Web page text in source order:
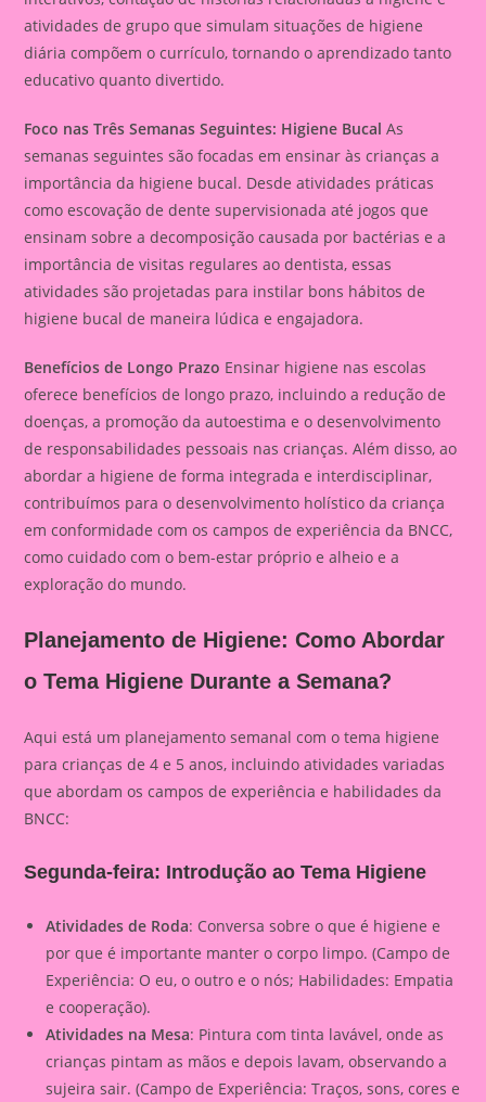
atividades de grupo que simulam situações de higiene
diária compõem o currículo, tornando o aprendizado tanto
educativo quanto divertido.
Foco nas Três Semanas Seguintes: Higiene Bucal As
semanas seguintes são focadas em ensinar às crianças a
importância da higiene bucal. Desde atividades práticas
como escovação de dente supervisionada até jogos que
ensinam sobre a decomposição causada por bactérias e a
importância de visitas regulares ao dentista, essas
atividades são projetadas para instilar bons hábitos de
higiene bucal de maneira lúdica e engajadora.
Benefícios de Longo Prazo Ensinar higiene nas escolas
oferece benefícios de longo prazo, incluindo a redução de
doenças, a promoção da autoestima e o desenvolvimento
de responsabilidades pessoais nas crianças. Além disso, ao
abordar a higiene de forma integrada e interdisciplinar,
contribuímos para o desenvolvimento holístico da criança
em conformidade com os campos de experiência da BNCC,
como cuidado com o bem-estar próprio e alheio e a
exploração do mundo.
Planejamento de Higiene: Como Abordar
o Tema Higiene Durante a Semana?
Aqui está um planejamento semanal com o tema higiene
para crianças de 4 e 5 anos, incluindo atividades variadas
que abordam os campos de experiência e habilidades da
BNCC:
Segunda-feira: Introdução ao Tema Higiene
Atividades de Roda: Conversa sobre o que é higiene e
por que é importante manter o corpo limpo. (Campo de
Experiência: O eu, o outro e o nós; Habilidades: Empatia
e cooperação).
Atividades na Mesa: Pintura com tinta lavável, onde as
crianças pintam as mãos e depois lavam, observando a
sujeira sair. (Campo de Experiência: Traços, sons, cores e